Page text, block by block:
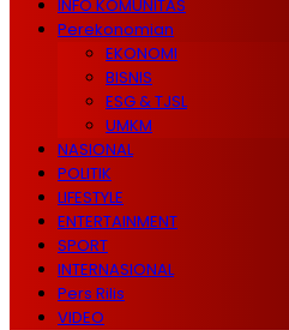
INFO KOMUNITAS
Perekonomian
EKONOMI
BISNIS
ESG & TJSL
UMKM
NASIONAL
POLITIK
LIFESTYLE
ENTERTAINMENT
SPORT
INTERNASIONAL
Pers Rilis
VIDEO